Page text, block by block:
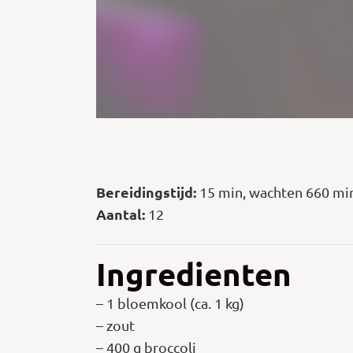
Bereidingstijd: 15 min, wachten 660
Aantal: 12
Ingredienten
– 1 bloemkool (ca. 1 kg)
– zout
– 400 g broccoli